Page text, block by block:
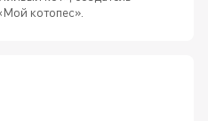
котопес».